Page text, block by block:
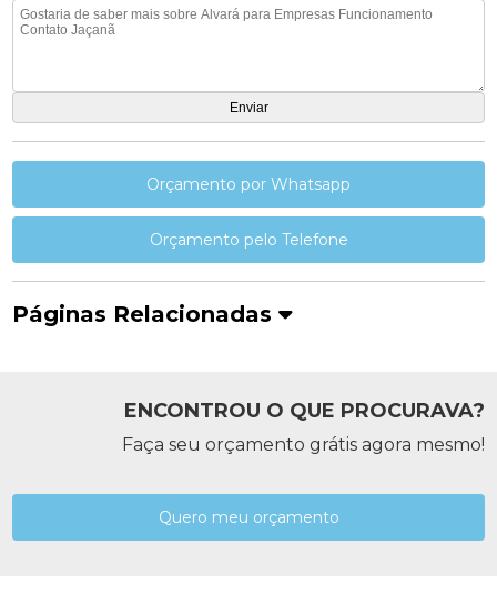
Orçamento por Whatsapp
Orçamento pelo Telefone
Páginas Relacionadas
ENCONTROU O QUE PROCURAVA?
Faça seu orçamento grátis agora mesmo!
Quero meu orçamento